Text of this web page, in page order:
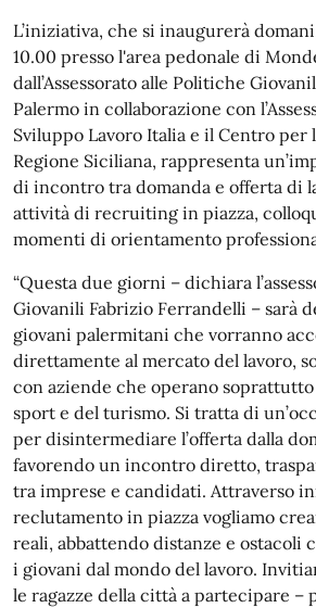
L’iniziativa, che si inaugurerà
10.00 presso l'area pedonale di
dall’Assessorato alle Politiche
Palermo in collaborazione con
Sviluppo Lavoro Italia e il Centro per
Regione Siciliana, rappresenta
di incontro tra domanda e offerta di
attività di recruiting in piazza,
momenti di orientamento
“Questa due giorni – dichiara
Giovanili Fabrizio Ferrandelli – sarà
giovani palermitani che vorranno
direttamente al mercato del lavoro,
con aziende che operano
sport e del turismo. Si tratta di
per disintermediare l’offerta dalla
favorendo un incontro diretto,
tra imprese e candidati. Attraverso
reclutamento in piazza vogliamo
reali, abbattendo distanze e ostacoli
i giovani dal mondo del lavoro.
le ragazze della città a partecipare –